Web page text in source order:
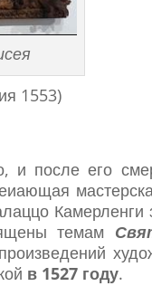
1553)
и после его
Камерленги
темам
в 1527 году.